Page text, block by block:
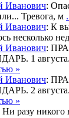
Иванович:
Тревога, м
Иванович: К
несколько
Иванович:
1
»
Иванович:
2
»
Ни разу никого